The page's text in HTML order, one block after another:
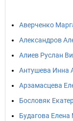
Аверченко
Александров
Алиев Руслан
Антушева Инна
Арзамасцева
Бословяк
Будагова